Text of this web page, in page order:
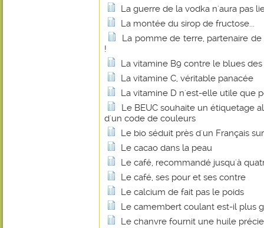
La guerre de la vodka n'aura pas
La montée du sirop de fructose...
La pomme de terre, partenaire
!
La vitamine B9 contre le blues
La vitamine C, véritable panacée
La vitamine D n'est-elle utile que
Le BEUC souhaite un étiquetage
d'un code de couleurs
Le bio séduit près d'un Français
Le cacao dans la peau
Le café, recommandé jusqu'à
Le café, ses pour et ses contre
Le calcium de fait pas le poids
Le camembert coulant est-il plus
Le chanvre fournit une huile